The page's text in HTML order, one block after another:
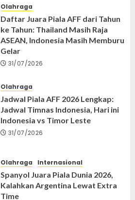
Olahraga
Daftar Juara Piala AFF dari Tahun
ke Tahun: Thailand Masih Raja
ASEAN, Indonesia Masih Memburu
Gelar
31/07/2026
Olahraga
Jadwal Piala AFF 2026 Lengkap:
Jadwal Timnas Indonesia, Hari ini
Indonesia vs Timor Leste
31/07/2026
Olahraga Internasional
Spanyol Juara Piala Dunia 2026,
Kalahkan Argentina Lewat Extra
Time